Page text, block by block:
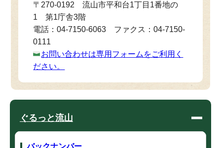
〒270-0192 流山市平和台1丁目1番地の
1 第1庁舎3階
電話：04-7150-6063 ファクス：04-7150-
0111
お問い合わせは専用フォームをご利用く
ださい。
ぐるっと流山